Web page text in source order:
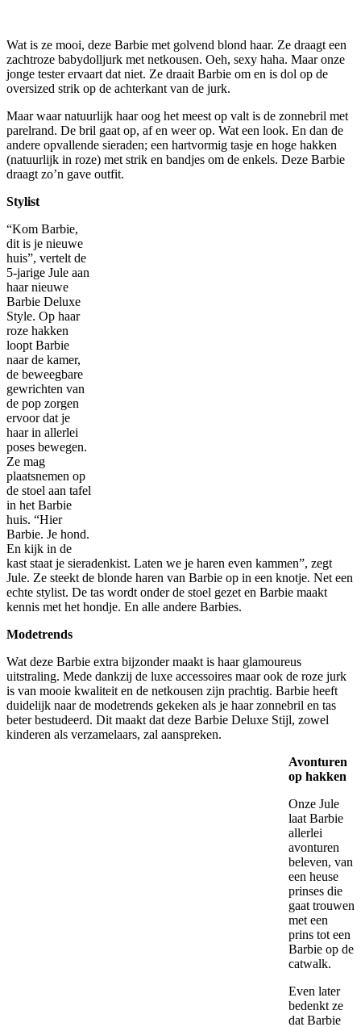
Wat is ze mooi, deze Barbie met golvend blond haar. Ze draagt een
zachtroze babydolljurk met netkousen. Oeh, sexy haha. Maar onze
jonge tester ervaart dat niet. Ze draait Barbie om en is dol op de
oversized strik op de achterkant van de jurk.
Maar waar natuurlijk haar oog het meest op valt is de zonnebril met
parelrand. De bril gaat op, af en weer op. Wat een look. En dan de
andere opvallende sieraden; een hartvormig tasje en hoge hakken
(natuurlijk in roze) met strik en bandjes om de enkels. Deze Barbie
draagt zo’n gave outfit.
Stylist
“Kom Barbie,
dit is je nieuwe
huis”, vertelt de
5-jarige Jule aan
haar nieuwe
Barbie Deluxe
Style. Op haar
roze hakken
loopt Barbie
naar de kamer,
de beweegbare
gewrichten van
de pop zorgen
ervoor dat je
haar in allerlei
poses bewegen.
Ze mag
plaatsnemen op
de stoel aan tafel
in het Barbie
huis. “Hier
Barbie. Je hond.
En kijk in de
kast staat je sieradenkist. Laten we je haren even kammen”, zegt
Jule. Ze steekt de blonde haren van Barbie op in een knotje. Net een
echte stylist. De tas wordt onder de stoel gezet en Barbie maakt
kennis met het hondje. En alle andere Barbies.
Modetrends
Wat deze Barbie extra bijzonder maakt is haar glamoureus
uitstraling. Mede dankzij de luxe accessoires maar ook de roze jurk
is van mooie kwaliteit en de netkousen zijn prachtig. Barbie heeft
duidelijk naar de modetrends gekeken als je haar zonnebril en tas
beter bestudeerd. Dit maakt dat deze Barbie Deluxe Stijl, zowel
kinderen als verzamelaars, zal aanspreken.
Avonturen
op hakken
Onze Jule
laat Barbie
allerlei
avonturen
beleven, van
een heuse
prinses die
gaat trouwen
met een
prins tot een
Barbie op de
catwalk.
Even later
bedenkt ze
dat Barbie